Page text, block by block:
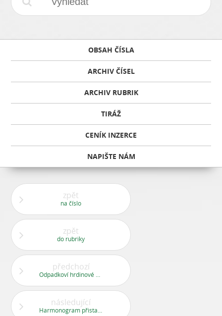
OBSAH ČÍSLA
ARCHIV ČÍSEL
ARCHIV RUBRIK
TIRÁŽ
CENÍK INZERCE
NAPIŠTE NÁM
zpět
na číslo
zpět
do rubriky
předchozí
následující